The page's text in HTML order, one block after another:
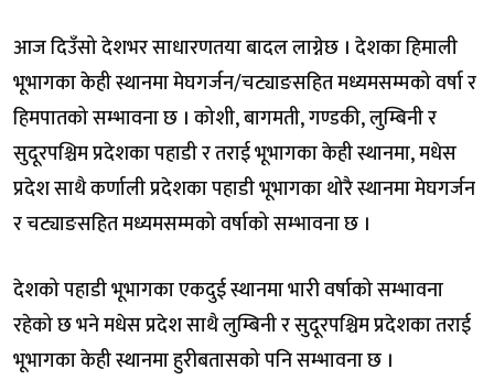
आज दिउँसो देशभर साधारणतया बादल लाग्नेछ । देशका हिमाली
भूभागका केही स्थानमा मेघगर्जन/चट्याङसहित मध्यमसम्मको वर्षा र
हिमपातको सम्भावना छ । कोशी, बागमती, गण्डकी, लुम्बिनी र
सुदूरपश्चिम प्रदेशका पहाडी र तराई भूभागका केही स्थानमा, मधेस
प्रदेश साथै कर्णाली प्रदेशका पहाडी भूभागका थोरै स्थानमा मेघगर्जन
र चट्याङसहित मध्यमसम्मको वर्षाको सम्भावना छ ।
देशको पहाडी भूभागका एकदुई स्थानमा भारी वर्षाको सम्भावना
रहेको छ भने मधेस प्रदेश साथै लुम्बिनी र सुदूरपश्चिम प्रदेशका तराई
भूभागका केही स्थानमा हुरीबतासको पनि सम्भावना छ ।